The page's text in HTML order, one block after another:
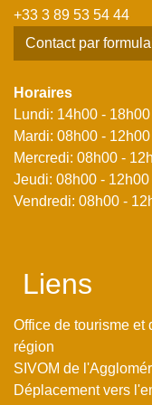
+33 3 89 53 54 44
Contact par
Horaires
Lundi: 14h00 - 18h00
Mardi: 08h00 -
Mercredi: 08h00 -
Jeudi: 08h00 -
Vendredi: 08h00 -
Liens
Office de tourisme et
région
SIVOM de
Déplacement vers